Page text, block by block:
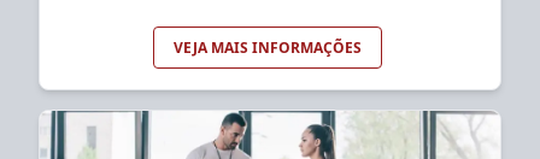
VEJA MAIS INFORMAÇÕES